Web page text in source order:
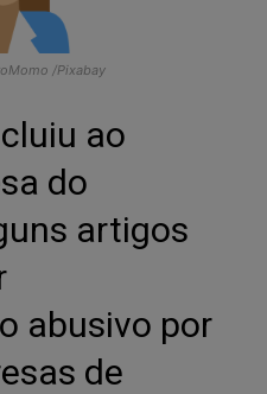
/Pixabay
ao
do
artigos
abusivo por
de